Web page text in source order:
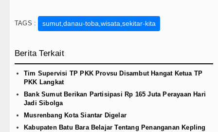
TAGS : sumut,danau-toba,wisata,sekitar-kita
Berita Terkait
Tim Supervisi TP PKK Provsu Disambut Hangat Ketua TP
PKK Langkat
Bank Sumut Berikan Partisipasi Rp 165 Juta Perayaan Hari
Jadi Sibolga
Musrenbang Kota Siantar Digelar
Kabupaten Batu Bara Belajar Tentang Penanganan Kepling